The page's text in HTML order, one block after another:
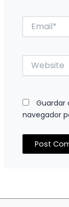
Website
Guardar
navegador